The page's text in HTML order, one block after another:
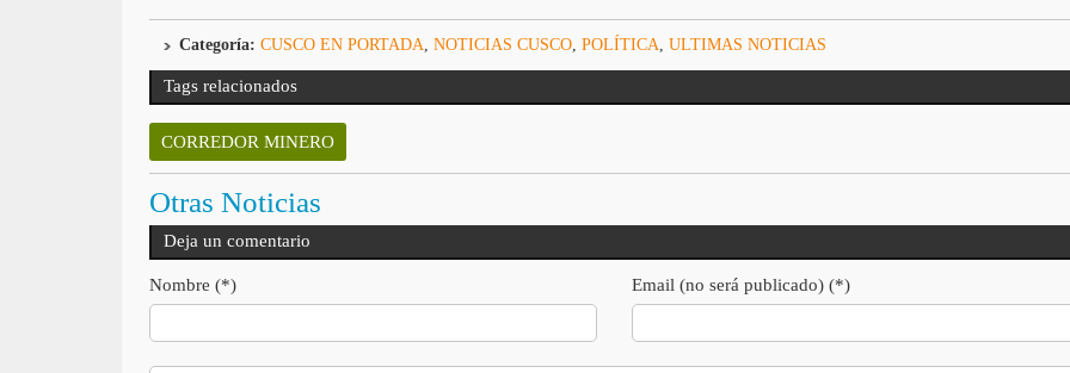
Categoría: CUSCO EN PORTADA NOTICIAS CUSCO, POLÍTICA ULTIMAS NOTICIAS
Tags relacionados
CORREDOR MINERO
Otras Noticias
Deja un comentario
Nombre (*) Email (no será publicado) (*)